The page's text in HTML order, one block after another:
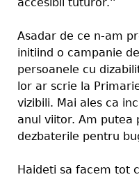
Asadar de ce n-am
initiind o campanie
persoanele cu
lor ar scrie la
vizibili. Mai ales ca
anul viitor. Am putea
dezbaterile pentru
Haideti sa facem tot